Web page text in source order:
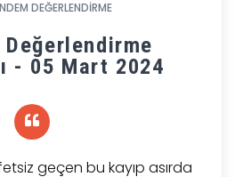
DEĞERLENDİRME
- 05 Mart 2024
geçen bu kayıp asırda